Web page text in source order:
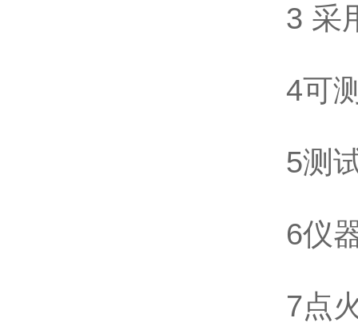
3 采
4可
5测
6仪
7点